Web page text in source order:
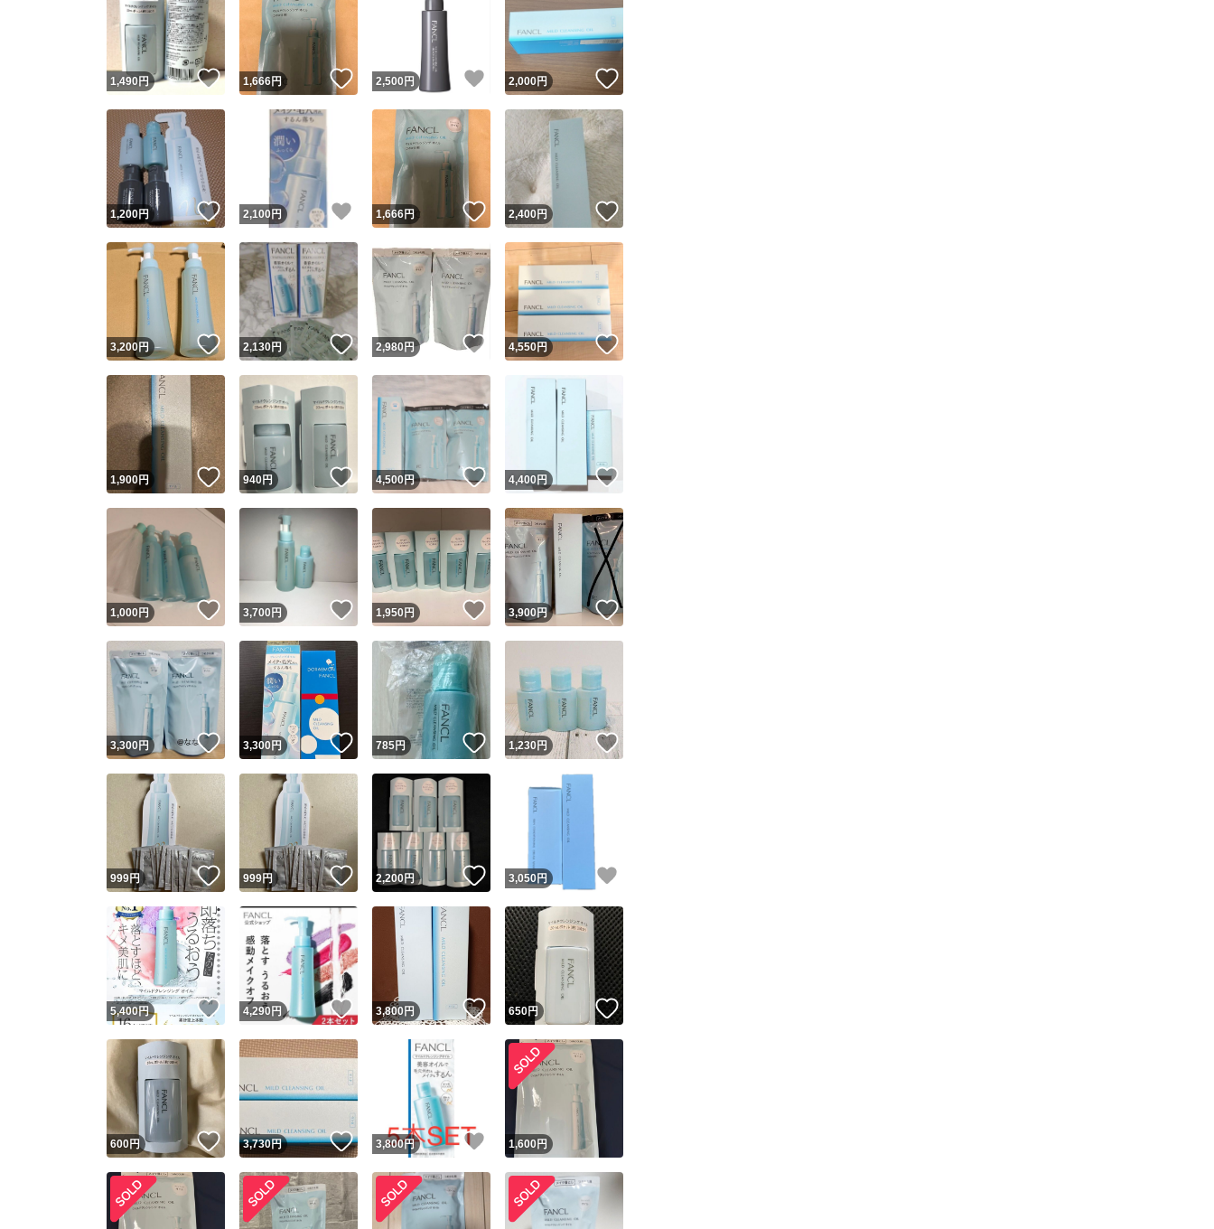
他フリマ実績◯+ このユーザーは他フリマサービスでの取引実績があります
スピード&安心発送
※このバッジは実績に基づく表示であり、発送を保証しているものではありません
スピード＆安心発送
このユーザーは高頻度で24時間以内＆設定した発送日数内に発送してい
このユーザーは高頻度で24時間以内に発送しています
安心発送 このユーザーは設定した発送日数内に発送しています
出品ページへ
キャンセル
1,490円 いいね！
1,666円 いいね！
2,500 円 いいね！
2,000円
1,200円 いいね！
2,100円 いいね！
1,666円 いいね！
2,400円
3,200円 いいね！
2,130円 いいね！
2,980円 いいね！
4,550円
1,900円 いいね！
940円 いいね！
4,500円 いいね！
4,400円
1,000円 いいね！
3,700 円 いいね！
1,950円 いいね！
3,900円 いいね！
3,300円 いいね！
3,300円 いいね！
785円 いいね！
1,230円
999円 いいね！
999円 いいね！
2,200円 いいね！
3,050円
5,400円 いいね！
4,290 円 いいね！
3,800円 いいね！
650円 いいね！
600円 いいね！
3,730円 いいね！
3,800円 いいね！
1,600円